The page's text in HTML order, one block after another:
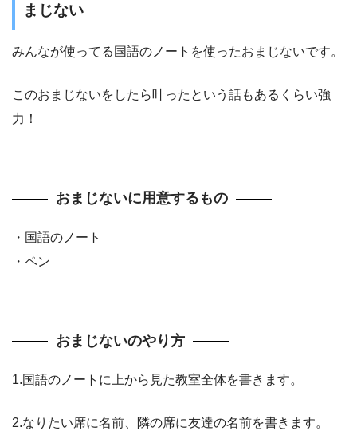
まじない
みんなが使ってる国語のノートを使ったおまじないです。
このおまじないをしたら叶ったという話もあるくらい強
力！
おまじないに用意するもの
・国語のノート
・ペン
おまじないのやり方
1.国語のノートに上から見た教室全体を書きます。
2.なりたい席に名前、隣の席に友達の名前を書きます。